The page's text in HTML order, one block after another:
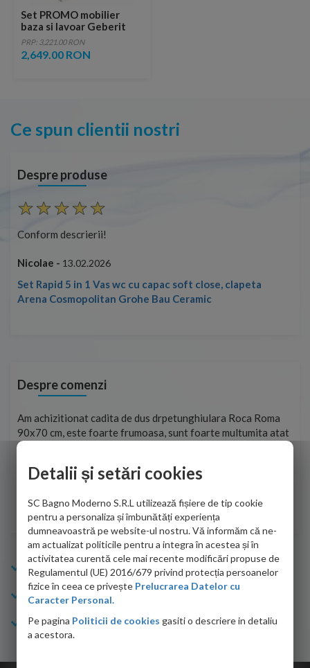
Set PROMO mobilier
baza si lavoar Geberit
Selnova Square
78,8x48xH63,5 cm alb
lucios
PRP: 3,221.00 RON
2,649.00 RON
Ce spun clientii nostri
Despre produse
Conform descrierii!
Nicolae - 13.02.2026
Set Rapid 5 in 1 Vas wc cu capac soft close, clapeta
Arena Cosmopolitan Grohe Bau Ceramic
Despre comenzi
Am achizitionat cadita de dus drpetunghiulara Roca Roma
90x70 cm, este foarte frumoasa, sunt foarte multumita atat
de personalul firmei dvs. cu care am colaborat in obtinerea
adus coletul in siguranta.Numai bine, va doresc!
Sofrone Viviana -28.07.2026
Info Bagno
Cumparaturi
Suport clienti
Detalii și setări cookies
SC Bagno Moderno S.R.L utilizează fișiere de tip cookie
pentru a personaliza și îmbunătăți experiența
dumneavoastră pe website-ul nostru. Vă informăm că ne-
am actualizat politicile pentru a integra în acestea și în
activitatea curentă cele mai recente modificări propuse de
Regulamentul (UE) 2016/679 privind protecția persoanelor
fizice în ceea ce privește Prelucrarea Datelor cu
Caracter Personal.
Pe pagina Politicii de cookies gasiti o descriere in detaliu
a acestora.